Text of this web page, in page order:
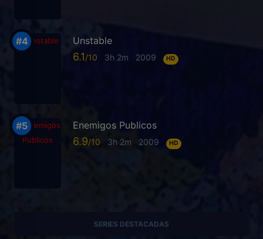
Unstable
6.1 3h 2m 2009 HD
Enemigos Publicos
6.9 3h 2m 2009 HD
SERIES DESTACADAS